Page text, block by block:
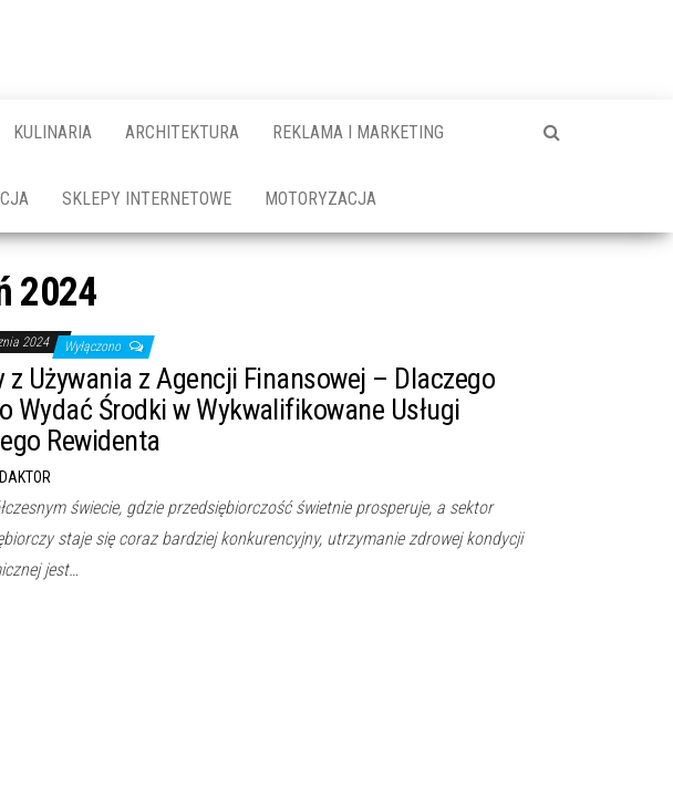
KULINARIA ARCHITEKTURA REKLAMA I MARKETING
SKLEPY INTERNETOWE MOTORYZACJA
2024
2024 Wyłączono
z Używania z Agencji Finansowej – Dlaczego
Wydać Środki w Wykwalifikowane Usługi
Rewidenta
świecie, gdzie przedsiębiorczość świetnie prosperuje, a sektor
staje się coraz bardziej konkurencyjny, utrzymanie zdrowej kondycji
jest…